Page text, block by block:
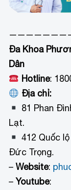
Đa Khoa
Dân
Hotline:
Địa chỉ:
81 Phan
Lạt.
412 Quốc
Đức Trọng.
–Website:
–Youtube: